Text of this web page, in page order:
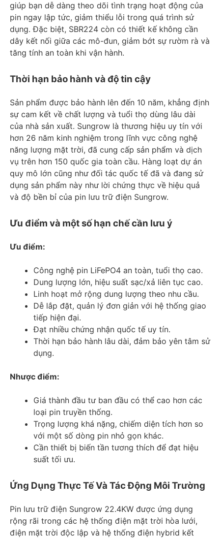
giúp bạn dễ dàng theo dõi tình trạng hoạt động của
pin ngay lập tức, giảm thiểu lỗi trong quá trình sử
dụng. Đặc biệt, SBR224 còn có thiết kế không cần
dây kết nối giữa các mô-đun, giảm bớt sự rườm rà và
tăng tính an toàn khi vận hành.
Thời hạn bảo hành và độ tin cậy
Sản phẩm được bảo hành lên đến 10 năm, khẳng định
sự cam kết về chất lượng và tuổi thọ dùng lâu dài
của nhà sản xuất. Sungrow là thương hiệu uy tín với
hơn 26 năm kinh nghiệm trong lĩnh vực công nghệ
năng lượng mặt trời, đã cung cấp sản phẩm và dịch
vụ trên hơn 150 quốc gia toàn cầu. Hàng loạt dự án
quy mô lớn cũng như đối tác quốc tế đã và đang sử
dụng sản phẩm này như lời chứng thực về hiệu quả
và độ bền bỉ của pin lưu trữ điện Sungrow.
Ưu điểm và một số hạn chế cần lưu ý
Ưu điểm:
Công nghệ pin LiFePO4 an toàn, tuổi thọ cao.
Dung lượng lớn, hiệu suất sạc/xả liên tục cao.
Linh hoạt mở rộng dung lượng theo nhu cầu.
Dễ lắp đặt, quản lý đơn giản với hệ thống giao
tiếp hiện đại.
Đạt nhiều chứng nhận quốc tế uy tín.
Thời hạn bảo hành lâu dài, đảm bảo yên tâm sử
dụng.
Nhược điểm:
Giá thành đầu tư ban đầu có thể cao hơn các
loại pin truyền thống.
Trọng lượng khá nặng, chiếm diện tích hơn so
với một số dòng pin nhỏ gọn khác.
Cần thiết bị biến tần tương thích để đạt hiệu
suất tối ưu.
Ứng Dụng Thực Tế Và Tác Động Môi Trường
Pin lưu trữ điện Sungrow 22.4KW được ứng dụng
rộng rãi trong các hệ thống điện mặt trời hòa lưới,
điện mặt trời độc lập và hệ thống điện hybrid kết